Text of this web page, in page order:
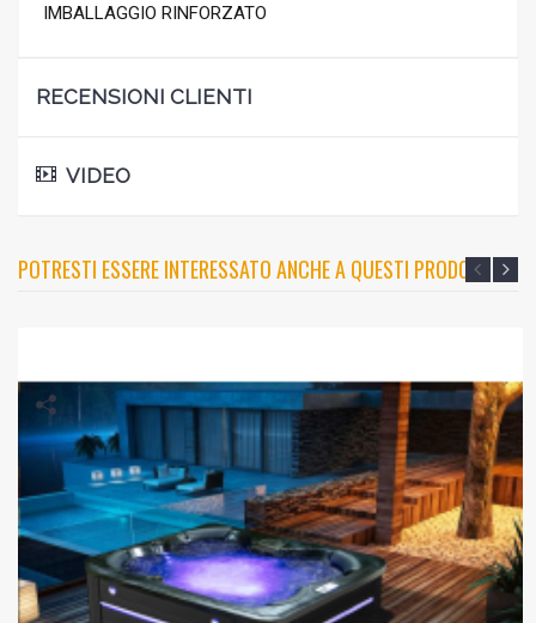
IMBALLAGGIO RINFORZATO
RECENSIONI CLIENTI
VIDEO
POTRESTI ESSERE INTERESSATO ANCHE A QUESTI PRODOTTI?